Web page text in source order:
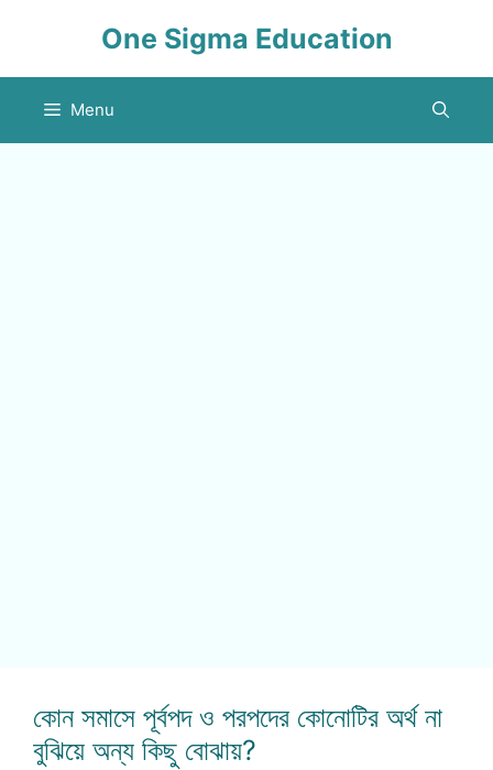
One Sigma Education
Menu
কোন সমাসে পূর্বপদ ও পরপদের কোনোটির অর্থ না
বুঝিয়ে অন্য কিছু বোঝায়?